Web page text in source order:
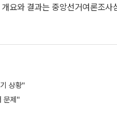
요와 결과는 중앙선거여론조사
상황"
문제"